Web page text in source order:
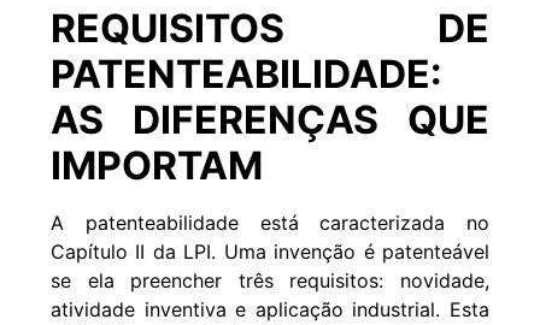
REQUISITOS DE
PATENTEABILIDADE:
AS DIFERENÇAS QUE
IMPORTAM
A patenteabilidade está caracterizada no
Capítulo II da LPI. Uma invenção é patenteável
se ela preencher três requisitos: novidade,
atividade inventiva e aplicação industrial. Esta